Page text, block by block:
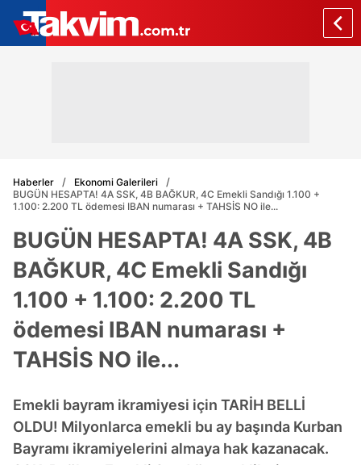
Haberler
Ekonomi Galerileri
BUGÜN HESAPTA! 4A SSK, 4B BAĞKUR, 4C Emekli Sandığı 1.100 +
1.100: 2.200 TL ödemesi IBAN numarası + TAHSİS NO ile...
BUGÜN HESAPTA! 4A SSK, 4B
BAĞKUR, 4C Emekli Sandığı
1.100 + 1.100: 2.200 TL
ödemesi IBAN numarası +
TAHSİS NO ile...
Emekli bayram ikramiyesi için TARİH BELLİ
OLDU! Milyonlarca emekli bu ay başında Kurban
Bayramı ikramiyelerini almaya hak kazanacak.